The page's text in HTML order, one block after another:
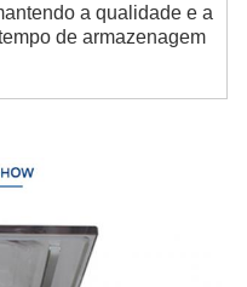
a qualidade e a
de armazenagem